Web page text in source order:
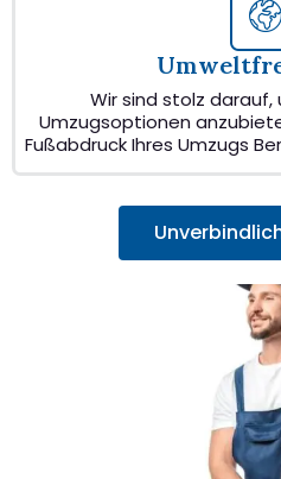
Wir sind stolz
Umzugsoptionen
Fußabdruck Ihres Umzugs